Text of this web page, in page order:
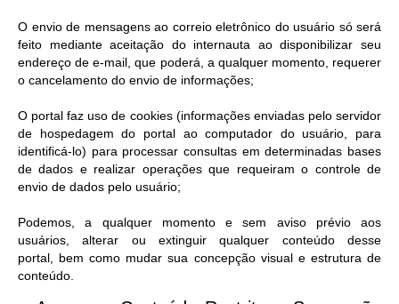
O envio de mensagens ao correio eletrônico do usuário só será
feito mediante aceitação do internauta ao disponibilizar seu
endereço de e-mail, que poderá, a qualquer momento, requerer
o cancelamento do envio de informações;
O portal faz uso de cookies (informações enviadas pelo servidor
de hospedagem do portal ao computador do usuário, para
identificá-lo) para processar consultas em determinadas bases
de dados e realizar operações que requeiram o controle de
envio de dados pelo usuário;
Podemos, a qualquer momento e sem aviso prévio aos
usuários, alterar ou extinguir qualquer conteúdo desse
portal, bem como mudar sua concepção visual e estrutura de
conteúdo.